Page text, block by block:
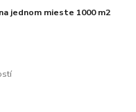
jednom mieste 1000 m2